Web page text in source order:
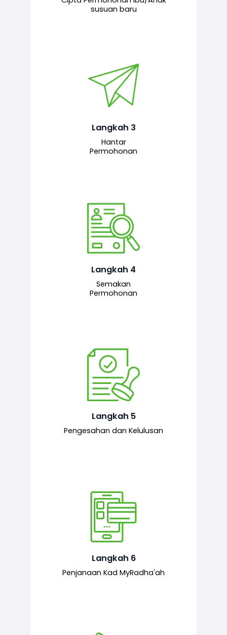
susuan baru
Langkah 3
Hantar
Permohonan
Permohonan yang lengkap dihantar
untuk proses semakan dan
bertanggungjawab.
Langkah 4
Semakan
Permohonan
Pegawai penyemak menyemak
maklumat yang dikemukakan. Jika
semua maklumat adalah lengkap dan
kepada pegawai pelulus untuk
tindakan seterusnya.
Langkah 5
Pengesahan dan Kelulusan
Pegawai pelulus menilai permohonan
dan memberi pengesahan serta
kelulusan akhir sekiranya semuanya
mematuhi syarat ditetapkan.
Langkah 6
Penjanaan Kad MyRadha'ah
Setelah permohonan diluluskan, kad
MyRadha’ah akan dijana.